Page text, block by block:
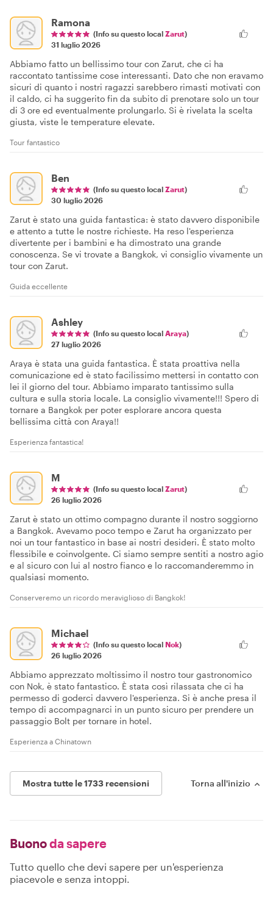
Ramona
(Info su questo local Zarut)
31 luglio 2026
Abbiamo fatto un bellissimo tour con Zarut, che ci ha
raccontato tantissime cose interessanti. Dato che non eravamo
sicuri di quanto i nostri ragazzi sarebbero rimasti motivati con
il caldo, ci ha suggerito fin da subito di prenotare solo un tour
di 3 ore ed eventualmente prolungarlo. Si è rivelata la scelta
giusta, viste le temperature elevate.
Tour fantastico
Ben
(Info su questo local Zarut)
30 luglio 2026
Zarut è stato una guida fantastica: è stato davvero disponibile
e attento a tutte le nostre richieste. Ha reso l'esperienza
divertente per i bambini e ha dimostrato una grande
conoscenza. Se vi trovate a Bangkok, vi consiglio vivamente un
tour con Zarut.
Guida eccellente
Ashley
(Info su questo local Araya)
27 luglio 2026
Araya è stata una guida fantastica. È stata proattiva nella
comunicazione ed è stato facilissimo mettersi in contatto con
lei il giorno del tour. Abbiamo imparato tantissimo sulla
cultura e sulla storia locale. La consiglio vivamente!!! Spero di
tornare a Bangkok per poter esplorare ancora questa
bellissima città con Araya!!
Esperienza fantastica!
M
(Info su questo local Zarut)
26 luglio 2026
Zarut è stato un ottimo compagno durante il nostro soggiorno
a Bangkok. Avevamo poco tempo e Zarut ha organizzato per
noi un tour fantastico in base ai nostri desideri. È stato molto
flessibile e coinvolgente. Ci siamo sempre sentiti a nostro agio
e al sicuro con lui al nostro fianco e lo raccomanderemmo in
qualsiasi momento.
Conserveremo un ricordo meraviglioso di Bangkok!
Michael
(Info su questo local Nok)
26 luglio 2026
Abbiamo apprezzato moltissimo il nostro tour gastronomico
con Nok, è stato fantastico. È stata così rilassata che ci ha
permesso di goderci davvero l'esperienza. Si è anche presa il
tempo di accompagnarci in un punto sicuro per prendere un
passaggio Bolt per tornare in hotel.
Esperienza a Chinatown
Mostra tutte le 1733 recensioni Torna all'inizio
Buonoda sapere
Tutto quello che devi sapere per un'esperienza
piacevole e senza intoppi.